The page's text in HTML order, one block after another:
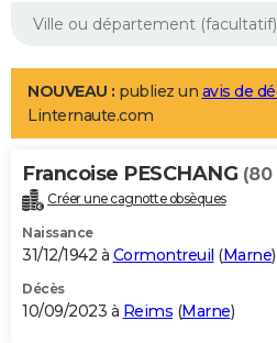
Aménagement intérieur
LIFESTYLE
Art de vivre
Bien-être
Loisirs
Mode
Modes de vie
Alimentation
Guide de la santé
Maladies
Médicaments
Sommeil
VOYAGE
Destinations
City break
Voyage nature
Voyage de noces
Forum
Climat
+PHOTO
GUIDES D'ACHAT
BONS PLANS
NOUVEAU : publiez un avis de
Linternaute.com
Francoise PESCHANG (80
Créer une cagnotte obsèques
Naissance
31/12/1942 à Cormontreuil (Marne)
Décès
10/09/2023 à Reims (Marne)